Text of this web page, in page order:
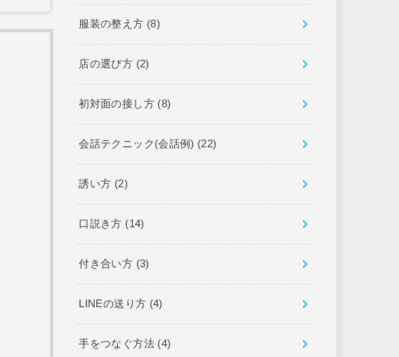
服装の整え方 (8)
店の選び方 (2)
初対面の接し方 (8)
会話テクニック(会話例) (22)
誘い方 (2)
口説き方 (14)
付き合い方 (3)
LINEの送り方 (4)
手をつなぐ方法 (4)